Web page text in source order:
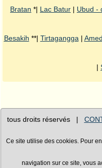
Bratan *| Lac Batur | Ubud -
Besakih **| Tirtagangga | Amed
|
tous droits réservés |
Ce site utilise des cookies. Pour
navigation sur ce site, vous